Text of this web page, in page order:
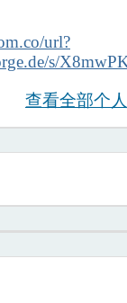
url?
s/
查看全部个